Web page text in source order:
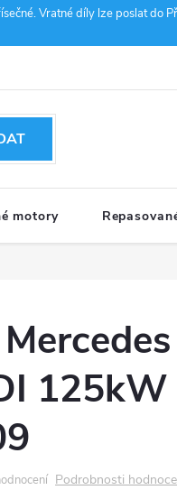
Vratné díly lze poslat do
motory
Podrobnosti